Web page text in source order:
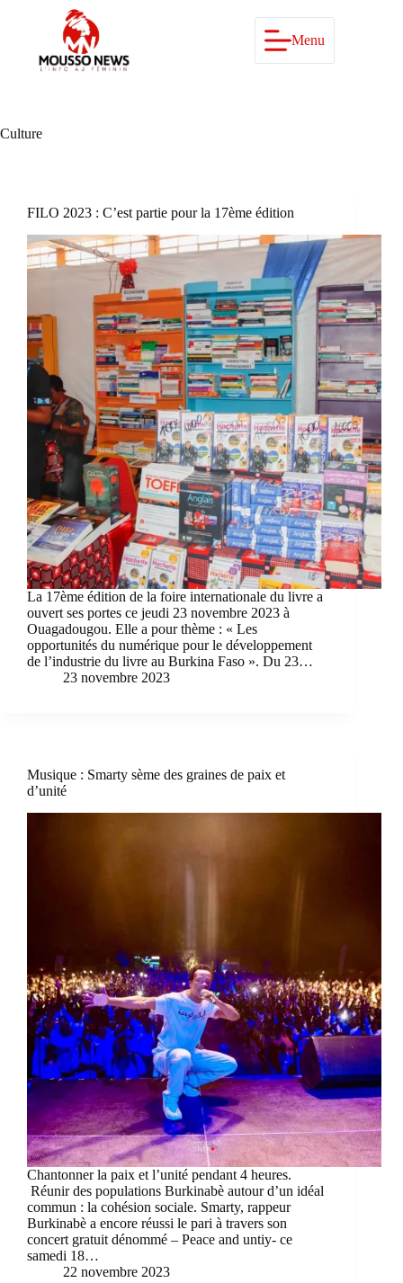
Menu
Culture
FILO 2023 : C’est partie pour la 17ème édition
La 17ème édition de la foire internationale du livre a
ouvert ses portes ce jeudi 23 novembre 2023 à
Ouagadougou. Elle a pour thème : « Les
opportunités du numérique pour le développement
de l’industrie du livre au Burkina Faso ». Du 23…
23 novembre 2023
Musique : Smarty sème des graines de paix et
d’unité
Chantonner la paix et l’unité pendant 4 heures.
Réunir des populations Burkinabè autour d’un idéal
commun : la cohésion sociale. Smarty, rappeur
Burkinabè a encore réussi le pari à travers son
concert gratuit dénommé – Peace and untiy- ce
samedi 18…
22 novembre 2023